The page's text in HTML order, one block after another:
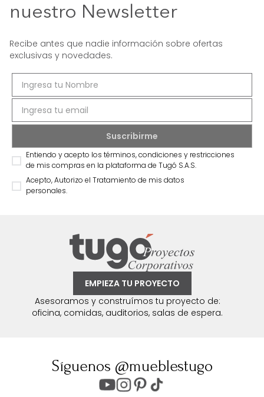
nuestro Newsletter
Recibe antes que nadie información sobre ofertas
exclusivas y novedades.
Entiendo y acepto los términos, condiciones y restricciones
de mis compras en la plataforma de Tugó S.A.S.
Acepto, Autorizo el Tratamiento de mis datos
personales.
EMPIEZA TU PROYECTO
Asesoramos y construímos tu proyecto de:
oficina, comidas, auditorios, salas de espera.
Síguenos @mueblestugo